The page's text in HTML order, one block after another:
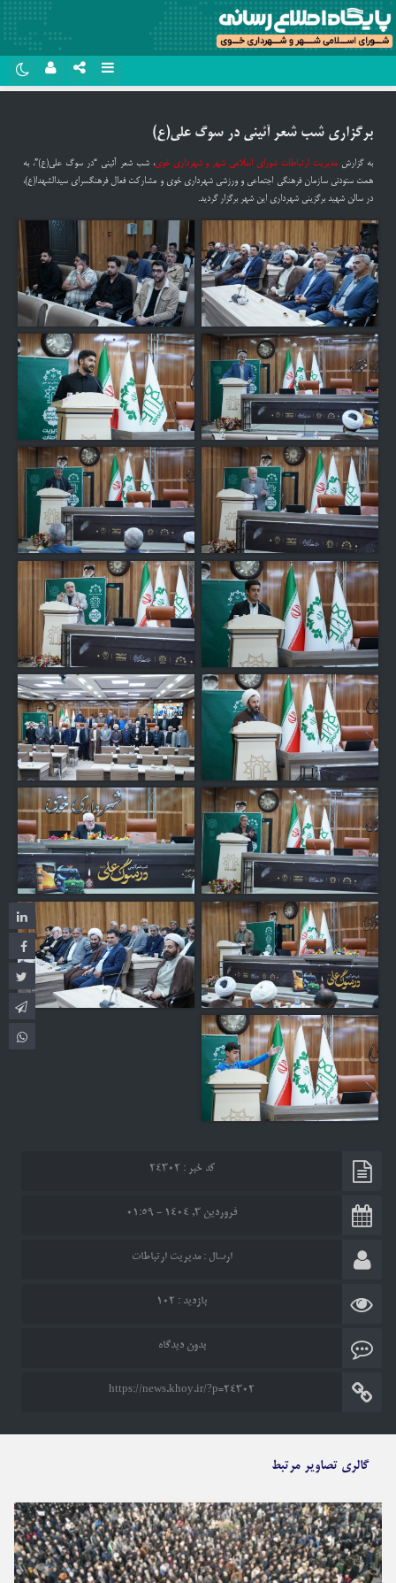
سروش
ایتا
اپلیکیشن
رمز عبور
مرا به خاطر بسپار
برگزاری شب شعر آئینی در سوگ علی(ع)
به گزارش مدیریت ارتباطات شورای اسلامی شهر و شهرداری خوی، شب شعر آئینی “در سوگ علی(ع)”، به
همت ستودنی سازمان فرهنگی اجتماعی و ورزشی شهرداری خوی و مشارکت فعال فرهنگسرای سیدالشهدا(ع)،
در سالن شهید برگزینی شهرداری این شهر برگزار گردید.
کد خبر : ۲۴۳۰۲
فروردین ۳, ۱۴۰۴ - ۰۱:۵۹
ارسال :مدیریت ارتباطات
بازدید : ۱۰۲
بدون دیدگاه
https://news.khoy.ir/?p=24302
گالری تصاویر مرتبط